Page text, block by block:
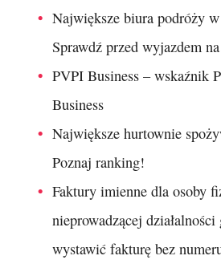
Największe biura podróży
Sprawdź przed wyjazdem
PVPI Business – wskaźnik
Business
Największe hurtownie
Poznaj ranking!
Faktury imienne dla osoby
nieprowadzącej
wystawić fakturę bez